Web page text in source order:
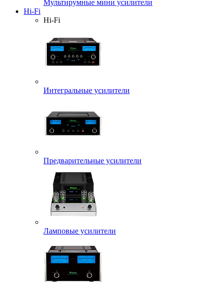
Мультирумные мини усилители
Hi-Fi
Hi-Fi
Интегральные усилители
Предварительные усилители
Ламповые усилители